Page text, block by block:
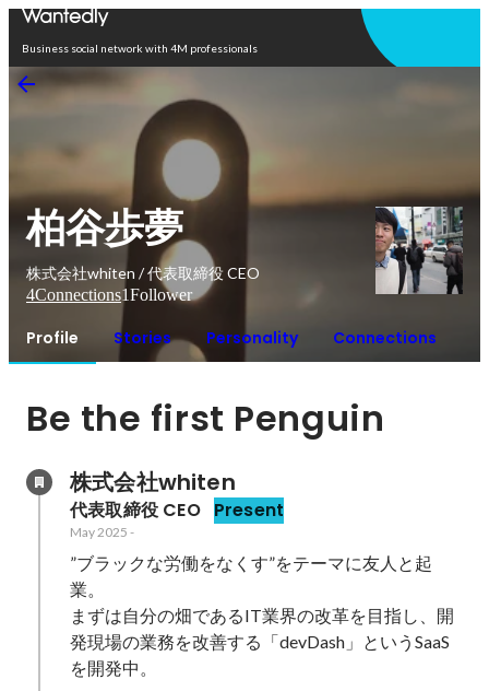
Business social network with 4M professionals
柏谷歩夢
株式会社whiten / 代表取締役 CEO
4Connections1Follower
Profile Stories Personality Connections
Be the first Penguin
株式会社whiten
代表取締役 CEO Present
May 2025 -
”ブラックな労働をなくす”をテーマに友人と起
業。
まずは自分の畑であるIT業界の改革を目指し、開
発現場の業務を改善する「devDash」というSaaS
を開発中。